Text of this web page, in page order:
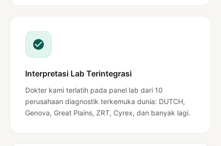
Interpretasi Lab Terintegrasi
Dokter kami terlatih pada panel lab dari 10
perusahaan diagnostik terkemuka dunia: DUTCH,
Genova, Great Plains, ZRT, Cyrex, dan banyak lagi.